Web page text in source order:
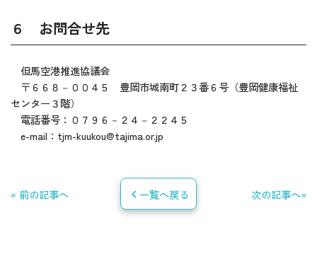
６ お問合せ先
但馬空港推進協議会
〒６６８－００４５ 豊岡市城南町２３番６号（豊岡健康福祉
センター３階）
電話番号：０７９６－２４－２２４５
e-mail：tjm-kuukou@tajima.or.jp
« 前の記事へ 一覧へ戻る 次の記事へ»